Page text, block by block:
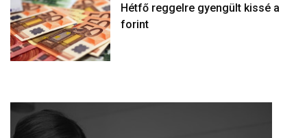
Hétfő reggelre gyengült kissé a
forint